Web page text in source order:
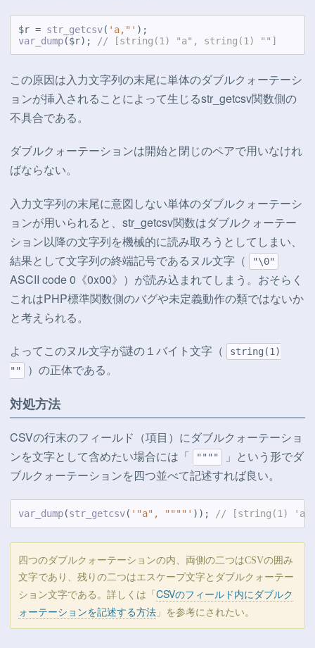
$r = str_getcsv( 'a,"'
var_dump($r); // [string(1) "a", string(1) ""]
この原因は入力文字列の末尾に単体のダブルクォーテーシ
ョンが挿入されることによって生じるstr_getcsv関数側の
不具合である。
ダブルクォーテーションは開始と閉じのペアで用いなけれ
ばならない。
入力文字列の末尾に意図しない単体のダブルクォーテーシ
ョンが用いられると、str_getcsv関数はダブルクォーテー
ション以降の文字列を機械的に読み取ろうとしてしまい、
結果として文字列の終端記号であるヌル文字（
"\0"
ASCII code 0《0x00》）が読み込まれてしまう。おそらく
これはPHP標準関数側のバグや未定義動作の類ではないか
と考えられる。
よってこのヌル文字が謎の１バイト文字（
string(1)
""
）の正体である。
対処方法
CSVの行末のフィールド（項目）にダブルクォーテーショ
ンを文字として含めたい場合には「
""""
」という形でダ
ブルクォーテーションを四つ並べて記述すれば良い。
var_dump(str_getcsv( '"a", """"' )); // [string(1)
四つのダブルクォーテーションの内、両側の二つはCSVの囲み
文字であり、残りの二つはエスケープ文字とダブルクォーテー
ション文字である。詳しくは「CSVのフィールド内にダブルク
ォーテーションを記述する方法 」を参考にされたい。